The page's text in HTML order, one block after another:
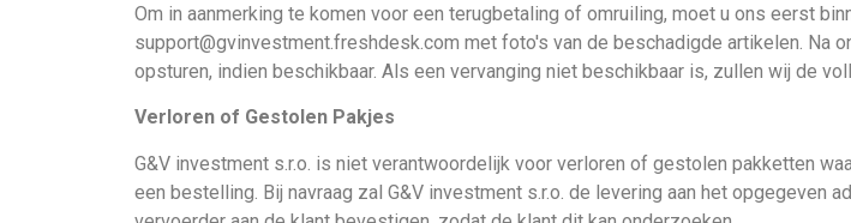
Om in aanmerking te komen voor een terugbetaling of omruiling, moet u ons eerst
support@gvinvestment.freshdesk.com met foto's van de beschadigde artikelen. Na
opsturen, indien beschikbaar. Als een vervanging niet beschikbaar is, zullen wij de
Verloren of Gestolen Pakjes
G&V investment s.r.o. is niet verantwoordelijk voor verloren of gestolen pakketten
een bestelling. Bij navraag zal G&V investment s.r.o. de levering aan het opgegeven